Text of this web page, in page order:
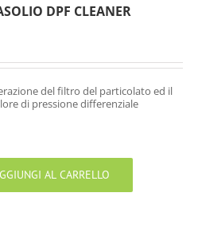
DPF CLEANER
del filtro del particolato ed il
di pressione differenziale
AL CARRELLO